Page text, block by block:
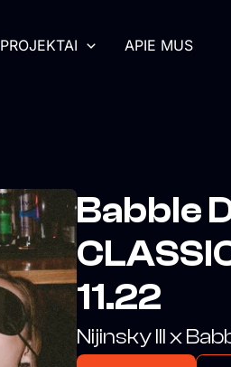
PROJEKTAI APIE MUS
Babble
11.22
Nijinsky III x